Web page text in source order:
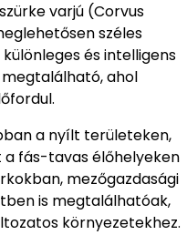
varjú (Corvus
széles
és intelligens
ahol
a nyílt területeken,
a fás-tavas élőhelyeken
mezőgazdasági
is megtalálhatóak,
környezetekhez.